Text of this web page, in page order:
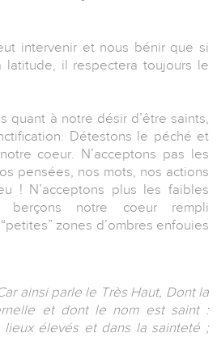
intervenir et nous bénir que si
latitude, il respectera toujours le
quant à notre désir d’être saints,
Détestons le péché et
coeur. N’acceptons pas les
pensées, nos mots, nos actions
! N’acceptons plus les faibles
berçons notre coeur rempli
zones d’ombres enfouies
ainsi parle le Très Haut, Dont la
et dont le nom est saint :
lieux élevés et dans la sainteté ;